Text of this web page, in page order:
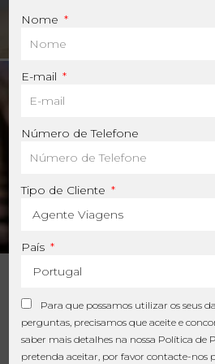
Cenários para
AS SUAS
FÉRIAS
COMEÇAM
Nome
E-mail
Número de Telefone
Tipo de Cliente
País
Para que possamos utilizar os seus
perguntas, precisamos que aceite e
saber mais detalhes na nossa Política de
pretenda aceitar, por favor contacte-nos